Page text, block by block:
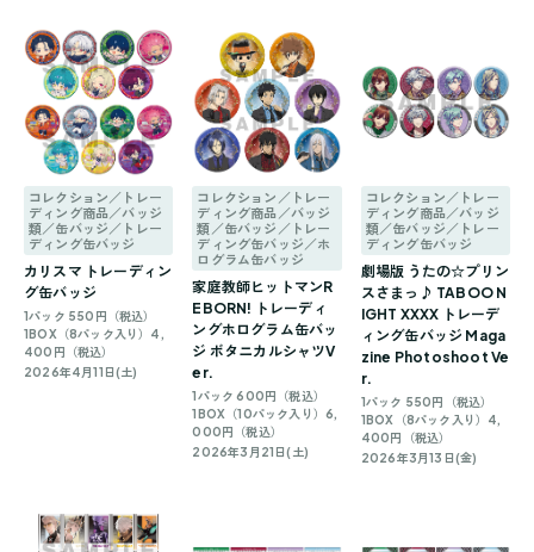
コレクション／トレー
ディング商品／バッジ
類／缶バッジ／トレー
ディング缶バッジ
カリスマ トレーディン
グ缶バッジ
1パック 550円（税込）
1BOX（8パック入り）4,
400円（税込）
2026年4月11日(土)
コレクション／トレー
ディング商品／バッジ
類／缶バッジ／トレー
ディング缶バッジ／ホ
ログラム缶バッジ
家庭教師ヒットマンR
EBORN! トレーディ
ングホログラム缶バッ
ジ ボタニカルシャツV
er.
1パック 600円（税込）
1BOX（10パック入り）6,
000円（税込）
2026年3月21日(土)
コレクション／トレー
ディング商品／バッジ
類／缶バッジ／トレー
ディング缶バッジ
劇場版 うたの☆プリン
スさまっ♪ TABOO N
IGHT XXXX トレーデ
ィング缶バッジ Maga
zine Photoshoot Ve
r.
1パック 550円（税込）
1BOX（8パック入り）4,
400円（税込）
2026年3月13日(金)